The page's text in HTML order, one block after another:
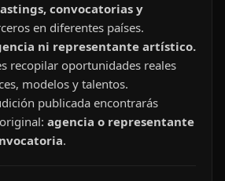
convocatorias y
en diferentes países.
ni representante artístico.
recopilar oportunidades reales
modelos y talentos.
publicada encontrarás
agencia o representante
.